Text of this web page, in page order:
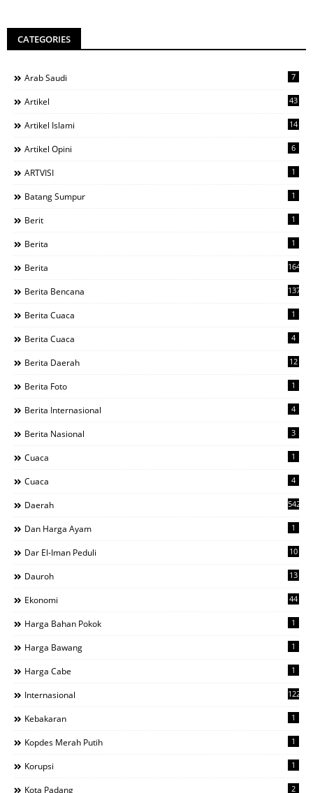
CATEGORIES
Arab Saudi 7
Artikel 43
Artikel Islami 14
Artikel Opini 6
ARTVISI 1
Batang Sumpur 1
Berit 1
Berita 1
Berita 1644
Berita Bencana 137
Berita Cuaca 1
Berita Cuaca 4
Berita Daerah 12
Berita Foto 1
Berita Internasional 4
Berita Nasional 3
Cuaca 1
Cuaca 4
Daerah 542
Dan Harga Ayam 1
Dar El-Iman Peduli 10
Dauroh 13
Ekonomi 44
Harga Bahan Pokok 1
Harga Bawang 1
Harga Cabe 1
Internasional 122
Kebakaran 1
Kopdes Merah Putih 1
Korupsi 1
Kota Padang 2